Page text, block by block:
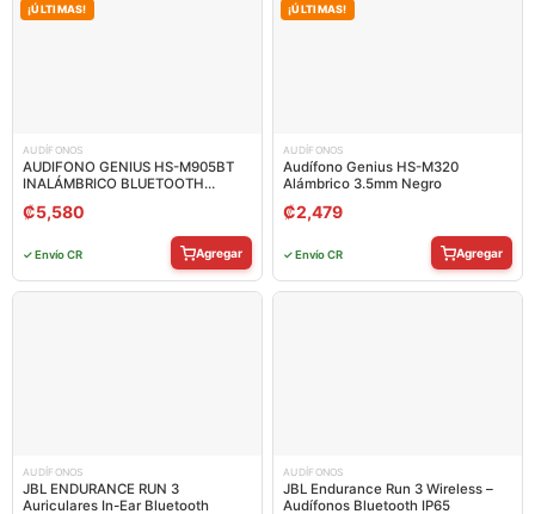
¡ÚLTIMAS!
AUDÍFONOS
AUDIFONO GENIUS HS-M905BT
INALÁMBRICO BLUETOOTH
31710025402
₡5,580
✓ Envío CR Agregar
¡ÚLTIMAS!
AUDÍFONOS
Audífono Genius HS-M320
Alámbrico 3.5mm Negro
₡2,479
✓ Envío CR Agregar
AUDÍFONOS
JBL ENDURANCE RUN 3
Auriculares In-Ear Bluetooth
AUDÍFONOS
JBL Endurance Run 3 Wireless –
Audífonos Bluetooth IP65